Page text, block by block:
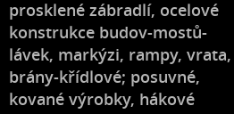
prosklené zábradlí, ocelové
konstrukce budov-mostů-
lávek, markýzi, rampy, vrata,
brány-křídlové; posuvné,
kované výrobky, hákové